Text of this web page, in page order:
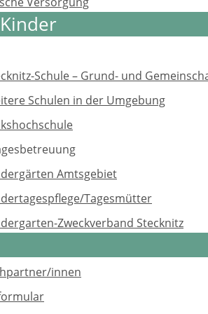
Schule – Grund- und
Schulen in der Umgebung
Amtsgebiet
Tagesmütter
Zweckverband Stecknitz
innen